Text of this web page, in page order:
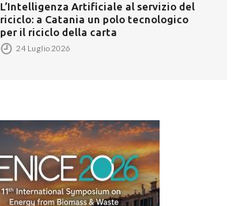
L’Intelligenza Artificiale al servizio del
riciclo: a Catania un polo tecnologico
per il riciclo della carta
24 Luglio 2026